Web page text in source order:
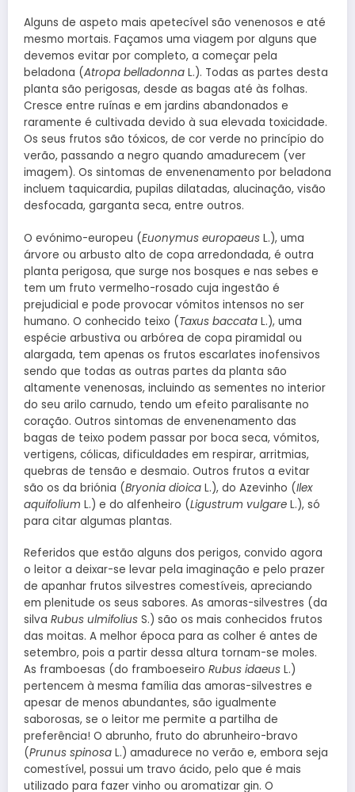
Alguns de aspeto mais apetecível são venenosos e até
mesmo mortais. Façamos uma viagem por alguns que
devemos evitar por completo, a começar pela
beladona (Atropa belladonna L.). Todas as partes desta
planta são perigosas, desde as bagas até às folhas.
Cresce entre ruínas e em jardins abandonados e
raramente é cultivada devido à sua elevada toxicidade.
Os seus frutos são tóxicos, de cor verde no princípio do
verão, passando a negro quando amadurecem (ver
imagem). Os sintomas de envenenamento por beladona
incluem taquicardia, pupilas dilatadas, alucinação, visão
desfocada, garganta seca, entre outros.
O evónimo-europeu (Euonymus europaeus L.), uma
árvore ou arbusto alto de copa arredondada, é outra
planta perigosa, que surge nos bosques e nas sebes e
tem um fruto vermelho-rosado cuja ingestão é
prejudicial e pode provocar vómitos intensos no ser
humano. O conhecido teixo (Taxus baccata L.), uma
espécie arbustiva ou arbórea de copa piramidal ou
alargada, tem apenas os frutos escarlates inofensivos
sendo que todas as outras partes da planta são
altamente venenosas, incluindo as sementes no interior
do seu arilo carnudo, tendo um efeito paralisante no
coração. Outros sintomas de envenenamento das
bagas de teixo podem passar por boca seca, vómitos,
vertigens, cólicas, dificuldades em respirar, arritmias,
quebras de tensão e desmaio. Outros frutos a evitar
são os da briónia (Bryonia dioica L.), do Azevinho (Ilex
aquifolium L.) e do alfenheiro (Ligustrum vulgare L.), só
para citar algumas plantas.
Referidos que estão alguns dos perigos, convido agora
o leitor a deixar-se levar pela imaginação e pelo prazer
de apanhar frutos silvestres comestíveis, apreciando
em plenitude os seus sabores. As amoras-silvestres (da
silva Rubus ulmifolius S.) são os mais conhecidos frutos
das moitas. A melhor época para as colher é antes de
setembro, pois a partir dessa altura tornam-se moles.
As framboesas (do framboeseiro Rubus idaeus L.)
pertencem à mesma família das amoras-silvestres e
apesar de menos abundantes, são igualmente
saborosas, se o leitor me permite a partilha de
preferência! O abrunho, fruto do abrunheiro-bravo
(Prunus spinosa L.) amadurece no verão e, embora seja
comestível, possui um travo ácido, pelo que é mais
utilizado para fazer vinho ou aromatizar gin. O